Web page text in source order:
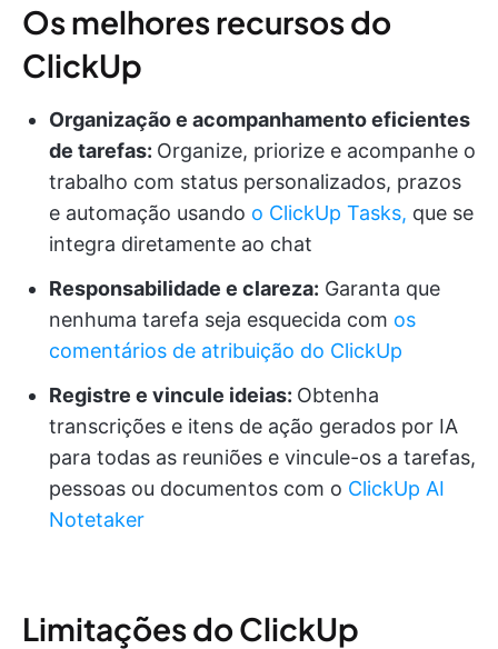
Os melhores recursos do
ClickUp
Organização e acompanhamento eficientes
de tarefas: Organize, priorize e acompanhe o
trabalho com status personalizados, prazos
e automação usando o ClickUp Tasks, que se
integra diretamente ao chat
Responsabilidade e clareza: Garanta que
nenhuma tarefa seja esquecida com os
comentários de atribuição do ClickUp
Registre e vincule ideias: Obtenha
transcrições e itens de ação gerados por IA
para todas as reuniões e vincule-os a tarefas,
pessoas ou documentos com o ClickUp AI
Notetaker
Limitações do ClickUp